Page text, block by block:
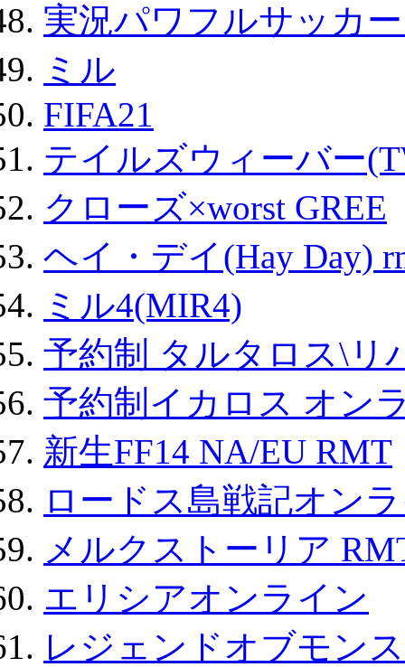
実況パワフルサッカ
ミル
FIFA21
テイルズウィーバー
クローズ×worst GREE
ヘイ・デイ(Hay Day)
ミル4(MIR4)
予約制 タルタロス\リ
予約制イカロス オン
新生FF14 NA/EU RMT
ロードス島戦記オン
メルクストーリア
エリシアオンライン
レジェンドオブモン